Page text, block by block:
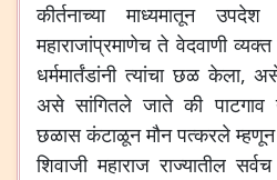
कीर्तनाच्या माध्यमातून
महाराजांप्रमाणेच ते वेदवाणी
धर्ममार्तंडांनी त्यांचा छळ केला,
असे सांगितले जाते की पाटगाव
छळास कंटाळून मौन पत्करले म्हणून
शिवाजी महाराज राज्यातील